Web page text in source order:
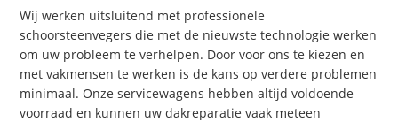
Wij werken uitsluitend met professionele
schoorsteenvegers die met de nieuwste technologie werken
om uw probleem te verhelpen. Door voor ons te kiezen en
met vakmensen te werken is de kans op verdere problemen
minimaal. Onze servicewagens hebben altijd voldoende
voorraad en kunnen uw dakreparatie vaak meteen